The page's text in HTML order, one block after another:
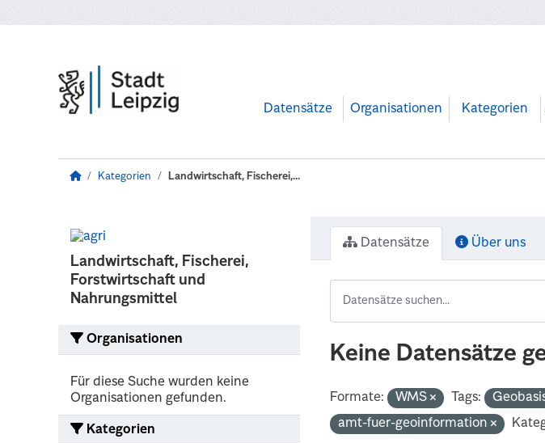
Datensätze Organisationen Kategorien
Kategorien Landwirtschaft, Fischerei,...
Landwirtschaft, Fischerei,
Forstwirtschaft und
Nahrungsmittel
Organisationen
Für diese Suche wurden keine
Organisationen gefunden.
Kategorien
Datensätze Über uns
Keine Datensätze
Formate: WMS Tags:
amt-fuer-geoinformation